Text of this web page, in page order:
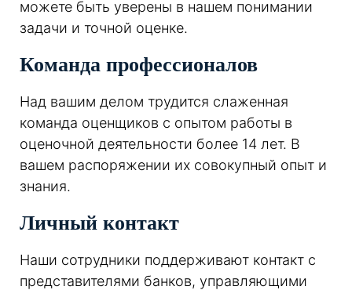
можете быть уверены в нашем понимании
задачи и точной оценке.
Команда профессионалов
Над вашим делом трудится слаженная
команда оценщиков с опытом работы в
оценочной деятельности более 14 лет. В
вашем распоряжении их совокупный опыт и
знания.
Личный контакт
Наши сотрудники поддерживают контакт с
представителями банков, управляющими